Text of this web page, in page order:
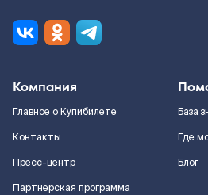
Компания
Главное о Купибилете
Контакты
Пресс-центр
Партнерская программа
База
Где
Блог